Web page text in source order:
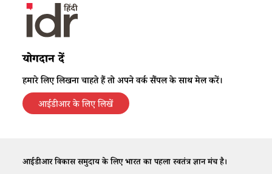
योगदान दें
हमारे लिए लिखना चाहते हैं तो अपने वर्क सैंपल के साथ मेल करें।
आईडीआर के लिए लिखें
आईडीआर विकास समुदाय के लिए भारत का पहला स्वतंत्र ज्ञान मंच है।